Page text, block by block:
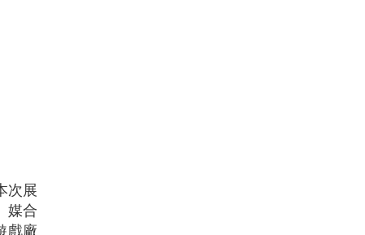
次展
媒合
戲廠